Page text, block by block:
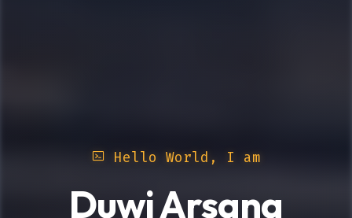
Hello World, I am
Duwi Arsana